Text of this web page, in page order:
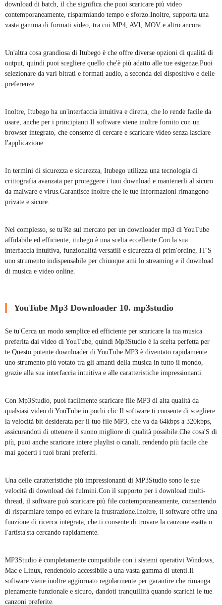
download di batch, il che significa che puoi scaricare più video
contemporaneamente, risparmiando tempo e sforzo.Inoltre, supporta una
vasta gamma di formati video, tra cui MP4, AVI, MOV e altro ancora.
Un'altra cosa grandiosa di Itubego è che offre diverse opzioni di qualità di
output, quindi puoi scegliere quello che'è più adatto alle tue esigenze.Puoi
selezionare da vari bitrati e formati audio, a seconda del dispositivo e delle
preferenze.
Inoltre, Itubego ha un'interfaccia intuitiva e diretta, che lo rende facile da
usare, anche per i principianti.Il software viene inoltre fornito con un
browser integrato, che consente di cercare e scaricare video senza lasciare
l'applicazione.
In termini di sicurezza e sicurezza, Itubego utilizza una tecnologia di
crittografia avanzata per proteggere i tuoi download e mantenerli al sicuro
da malware e virus.Garantisce inoltre che le tue informazioni rimangono
private e sicure.
Nel complesso, se tu'Re sul mercato per un downloader mp3 di YouTube
affidabile ed efficiente, itubego è una scelta eccellente.Con la sua
interfaccia intuitiva, funzionalità versatili e sicurezza di prim'ordine, IT'S
uno strumento indispensabile per chiunque ami lo streaming e il download
di musica e video online.
YouTube Mp3 Downloader 10. mp3studio
Se tu'Cerca un modo semplice ed efficiente per scaricare la tua musica
preferita dai video di YouTube, quindi Mp3Studio è la scelta perfetta per
te.Questo potente downloader di YouTube MP3 è diventato rapidamente
uno strumento più votato tra gli amanti della musica in tutto il mondo,
grazie alla sua interfaccia intuitiva e alle caratteristiche impressionanti.
Con Mp3Studio, puoi facilmente scaricare file MP3 di alta qualità da
qualsiasi video di YouTube in pochi clic.Il software ti consente di scegliere
la velocità bit desiderata per il tuo file MP3, che va da 64kbps a 320kbps,
assicurandoti di ottenere il suono migliore di qualità possibile.Che cosa'S di
più, puoi anche scaricare intere playlist o canali, rendendo più facile che
mai goderti i tuoi brani preferiti.
Una delle caratteristiche più impressionanti di MP3Studio sono le sue
velocità di download dei fulmini.Con il supporto per i download multi-
thread, il software può scaricare più file contemporaneamente, consentendo
di risparmiare tempo ed evitare la frustrazione.Inoltre, il software offre una
funzione di ricerca integrata, che ti consente di trovare la canzone esatta o
l'artista'sta cercando rapidamente.
MP3Studio è completamente compatibile con i sistemi operativi Windows,
Mac e Linux, rendendolo accessibile a una vasta gamma di utenti.Il
software viene inoltre aggiornato regolarmente per garantire che rimanga
pienamente funzionale e sicuro, dandoti tranquillità quando scarichi le tue
canzoni preferite.